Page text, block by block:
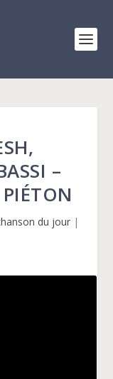
–
du jour |